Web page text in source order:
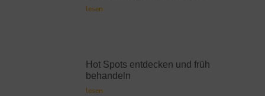
lesen
Hot Spots entdecken und früh
behandeln
lesen